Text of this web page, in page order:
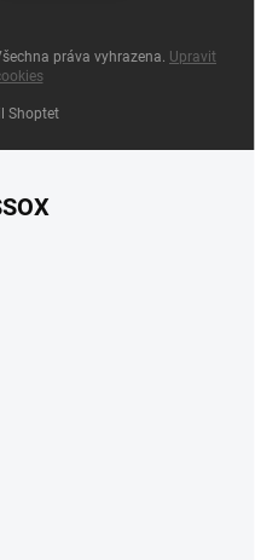
Shoptet
práva vyhrazena. Upravit